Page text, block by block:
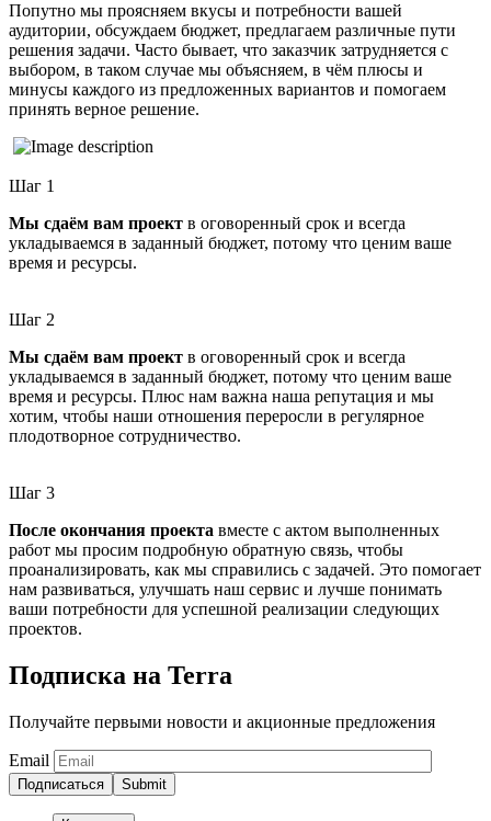
Попутно мы проясняем вкусы и потребности вашей
аудитории, обсуждаем бюджет, предлагаем различные пути
решения задачи. Часто бывает, что заказчик затрудняется с
выбором, в таком случае мы объясняем, в чём плюсы и
минусы каждого из предложенных вариантов и помогаем
принять верное решение.
Шаг 1
Мы сдаём вам проект в оговоренный срок и всегда
укладываемся в заданный бюджет, потому что ценим ваше
время и ресурсы.
Шаг 2
Мы сдаём вам проект в оговоренный срок и всегда
укладываемся в заданный бюджет, потому что ценим ваше
время и ресурсы. Плюс нам важна наша репутация и мы
хотим, чтобы наши отношения переросли в регулярное
плодотворное сотрудничество.
Шаг 3
После окончания проекта вместе с актом выполненных
работ мы просим подробную обратную связь, чтобы
проанализировать, как мы справились с задачей. Это помогает
нам развиваться, улучшать наш сервис и лучше понимать
ваши потребности для успешной реализации следующих
проектов.
Подписка на Terra
Получайте первыми новости и акционные предложения
Email
Подписаться